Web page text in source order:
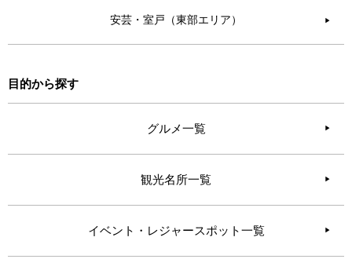
安芸・室戸（東部エリア） ▶︎
目的から探す
グルメ一覧
観光名所一覧
イベント・レジャースポット一覧